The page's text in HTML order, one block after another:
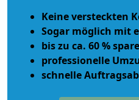
Keine versteckten
Sogar möglich mit
bis zu ca. 60 %
professionelle
schnelle